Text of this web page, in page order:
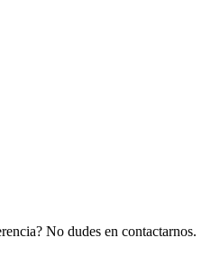
No dudes en contactarnos.